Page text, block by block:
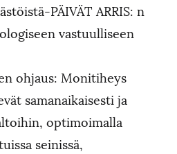
PÄIVÄT ARRIS: n
vastuulliseen
ohjaus: Monitiheys
samanaikaisesti ja
optimoimalla
seinissä,